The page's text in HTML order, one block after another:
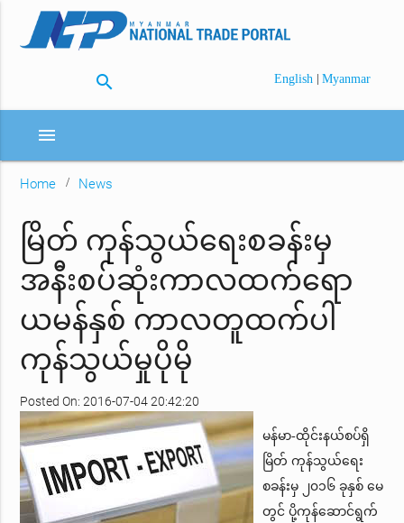
search English | Myanmar
menu
Home News
မြိတ် ကုန်သွယ်ရေးစခန်းမှ
အနီးစပ်ဆုံးကာလထက်ရော
ယမန်နှစ် ကာလတူထက်ပါ
ကုန်သွယ်မှုပိုမို
Posted On: 2016-07-04 20:42:20
မန်မာ-ထိုင်းနယ်စပ်ရှိ
မြိတ် ကုန်သွယ်ရေး
စခန်းမှ ၂၀၁၆ ခုနှစ် မေ
တွင် ပို့ကုန်ဆောင်ရွက်